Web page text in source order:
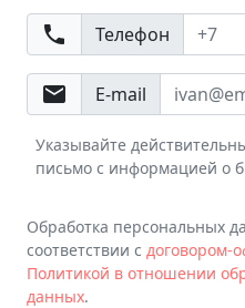
phone Телефон
email E-mail
Указывайте
письмо с информацией о
Обработка персональных
соответствии с договором-
Политикой в отношении
данных.